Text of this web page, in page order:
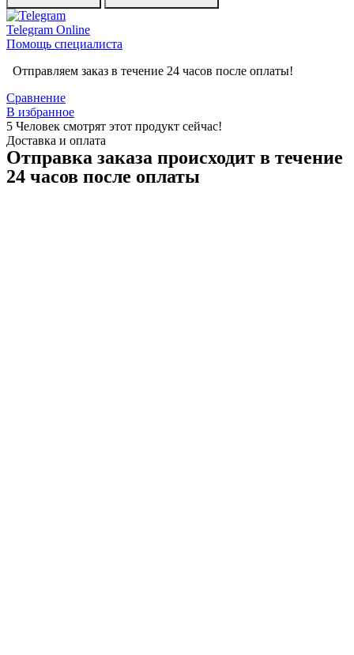
Telegram Online
Помощь специалиста
Отправляем заказ в течение 24 часов после оплаты!
Сравнение
В избранное
5 Человек смотрят этот продукт сейчас!
Доставка и оплата
Отправка заказа происходит в течение
24 часов после оплаты